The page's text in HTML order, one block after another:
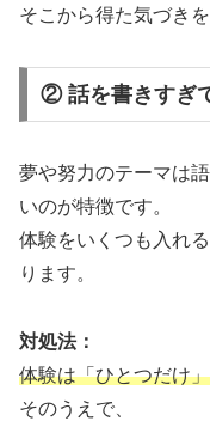
そこから得た気づき
② 話を書きすぎ
夢や努力のテーマは
いのが特徴です。
体験をいくつも入れ
ります。
対処法：
体験は「ひとつだけ
そのうえで、